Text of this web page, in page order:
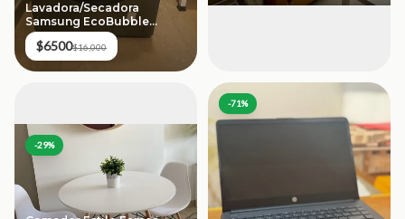
Lavadora/Secadora
Samsung EcoBubble
(11.5kg / 7kg)
$6500$16,000
-29%
-71%